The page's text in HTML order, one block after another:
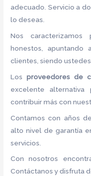
adecuado. Servicio a
lo deseas.
Nos
honestos,
clientes, siendo
Losproveedores de
excelente
contribuir más con
Contamos con años
alto nivel de garantía
servicios.
Con nosotros
Contáctanos y disfruta